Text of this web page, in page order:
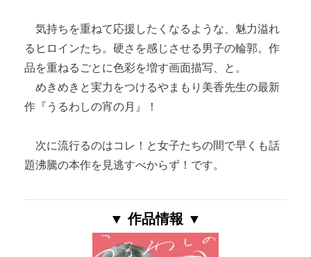
気持ちを重ねて応援したくなるような、魅力溢れ
るヒロインたち。硬さを感じさせる男子の輪郭。作
品を重ねるごとに色彩を増す画面描写、と。
めきめきと実力をつけるやまもり美香先生の最新
作『うるわしの宵の月』！
次に流行るのはコレ！と女子たちの間で早くも話
題沸騰の本作を見逃すべからず！です。
▼ 作品情報 ▼